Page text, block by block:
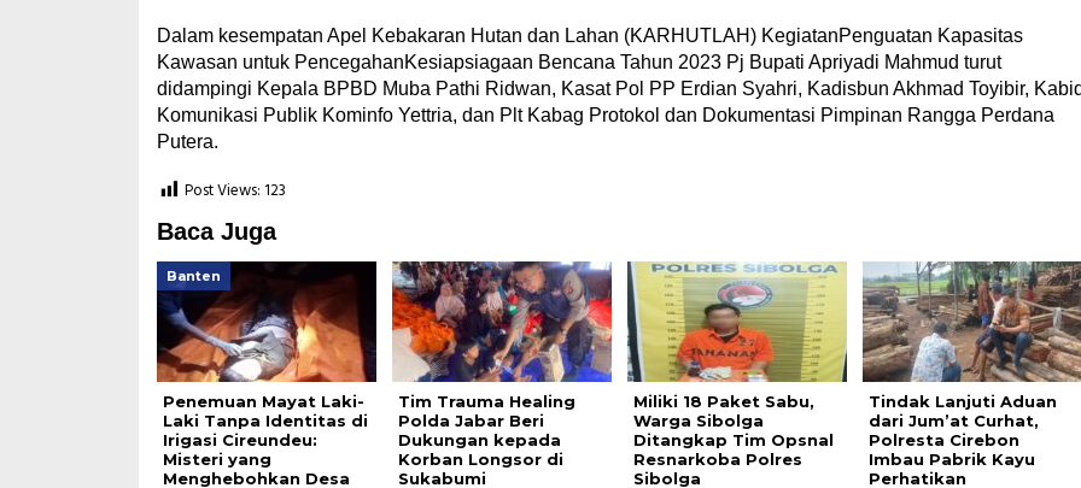
Dalam kesempatan Apel Kebakaran Hutan dan Lahan (KARHUTLAH) KegiatanPenguatan Kapasitas
Kawasan untuk PencegahanKesiapsiagaan Bencana Tahun 2023 Pj Bupati Apriyadi Mahmud turut
didampingi Kepala BPBD Muba Pathi Ridwan, Kasat Pol PP Erdian Syahri, Kadisbun Akhmad Toyibir,
Komunikasi Publik Kominfo Yettria, dan Plt Kabag Protokol dan Dokumentasi Pimpinan Rangga Perdana
Putera.
Post Views: 123
Baca Juga
Banten
Penemuan Mayat Laki-
Laki Tanpa Identitas di
Irigasi Cireundeu:
Misteri yang
Menghebohkan Desa
Tim Trauma Healing
Polda Jabar Beri
Dukungan kepada
Korban Longsor di
Sukabumi
Miliki 18 Paket Sabu,
Warga Sibolga
Ditangkap Tim Opsnal
Resnarkoba Polres
Sibolga
Tindak Lanjuti Aduan
dari Jum’at Curhat,
Polresta Cirebon
Imbau Pabrik Kayu
Perhatikan